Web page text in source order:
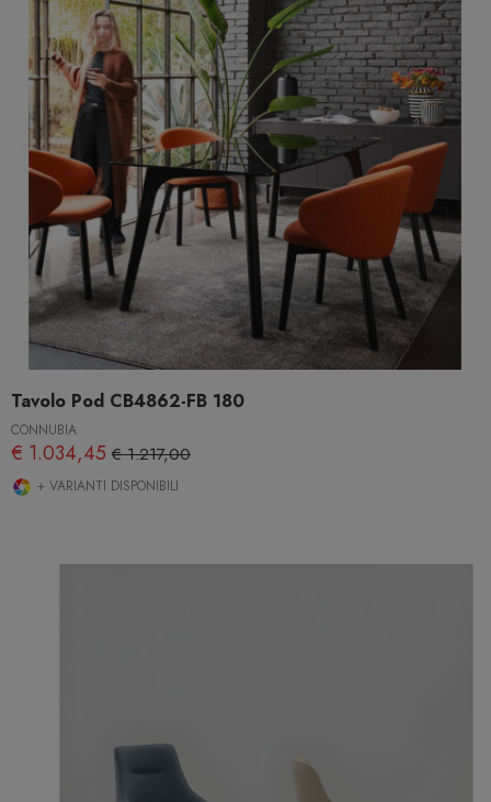
Tavolo Pod CB4862-FB 180
CONNUBIA
€ 1.034,45 € 1.217,00
+ VARIANTI DISPONIBILI